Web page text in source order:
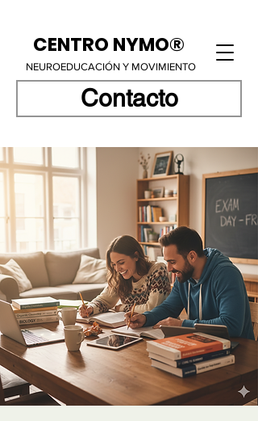
CENTRO NYMO®
NEUROEDUCACIÓN Y MOVIMIENTO
Contacto